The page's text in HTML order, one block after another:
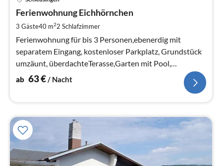
Ferienwohnung Eichhörnchen
3 Gäste40 m22 Schlafzimmer
Ferienwohnung für bis 3 Personen,ebenerdig mit
separatem Eingang, kostenloser Parkplatz, Grundstück
umzäunt, überdachteTerasse,Garten mit Pool,
Kinderspielplatz, Frühstück buchbar
ab 63€/ Nacht